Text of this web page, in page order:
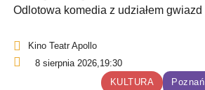
Odlotowa komedia z udziałem gwiazd
Kino Teatr Apollo
8 sierpnia 2026,19:30
KULTURA
Poznań